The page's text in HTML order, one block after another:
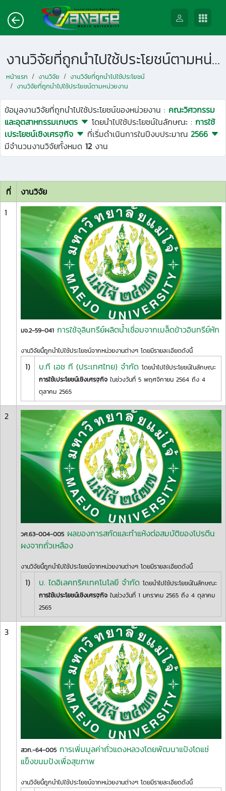
งานวิจัยที่ถูกนำไปใช้ประโยชน์ตามหน่วยงาน
หน้าแรก งานวิจัย
งานวิจัยที่ถูกนำไปใช้ประโยชน์
งานวิจัยที่ถูกนำไปใช้ประโยชน์ตามหน่วยงาน
ข้อมูลงานวิจัยที่ถูกนำไปใช้ประโยชน์ของหน่วยงาน : คณะวิศวกรรม
และอุตสาหกรรมเกษตร
โดยนำไปใช้ประโยชน์ในลักษณะ : การใช้
เประโยชน์เชิงเศรฐกิจ
ที่เริ่มดำเนินการในปีงบประมาณ 2566
มีจำนวนงานวิจัยทั้งหมด 12 งาน
ที่
งานวิจัย
1
มจ.2-59-041 การใช้จุลินทรีย์ผลิตน้ำเชื่อมจากเมล็ดข้าวอินทรีย์หัก
งานวิจัยนี้ถูกนำไปใช้ประโยชน์จากหน่วยงานต่างๆ โดยมีรายละเอียดดังนี้
1) บ.ที เอช ที (ประเทศไทย) จำกัด โดยนำไปใช้ประโยชน์ในลักษณะ
การใช้เประโยชน์เชิงเศรฐกิจ ในช่วงวันที่ 5 พฤศจิกายน 2564 ถึง 4
ตุลาคม 2565
2
วศ.63-004-005 ผลของการสกัดและทำแห้งต่อสมบัติของโปรตีน
ผงจากถั่วเหลือง
งานวิจัยนี้ถูกนำไปใช้ประโยชน์จากหน่วยงานต่างๆ โดยมีรายละเอียดดังนี้
1) บ. ไดอิเลคทริคเทคโนโลยี จำกัด โดยนำไปใช้ประโยชน์ในลักษณะ
การใช้เประโยชน์เชิงเศรฐกิจ ในช่วงวันที่ 1 มกราคม 2565 ถึง 4 ตุลาคม
2565
3
สวก.-64-005 การเพิ่มมูลค่าถั่วแดงหลวงโดยพัฒนาแป้งโดแช่
แข็งขนมปังเพื่อสุขภาพ
งานวิจัยนี้ถูกนำไปใช้ประโยชน์จากหน่วยงานต่างๆ โดยมีรายละเอียดดังนี้